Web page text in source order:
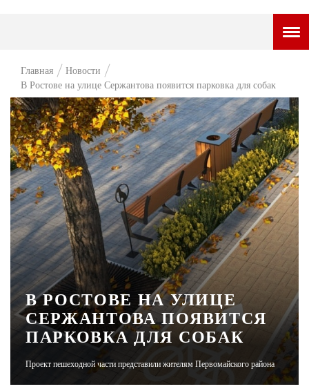
НОВОСТИ
ВОПРОС НЕДЕЛИ
ПРЕМЬЕРА
ТАМ И ТУТ
СТИЛЬ ЖИЗНИ
ХАЙП
ЧЕЛОВЕК ОСОБЕННЫЙ
КУЛЬТ ЕДЫ
АФИША
ЖУРНАЛ
Главная
Новости
В Ростове на улице Сержантова появится парковка для собак
В РОСТОВЕ НА УЛИЦЕ
СЕРЖАНТОВА ПОЯВИТСЯ
ПАРКОВКА ДЛЯ СОБАК
Проект пешеходной части представили жителям Первомайского района